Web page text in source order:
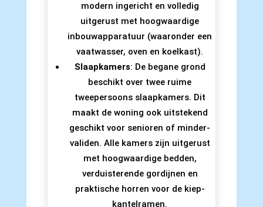
modern ingericht en volledig
uitgerust met hoogwaardige
inbouwapparatuur (waaronder een
vaatwasser, oven en koelkast).
Slaapkamers: De begane grond
beschikt over twee ruime
tweepersoons slaapkamers. Dit
maakt de woning ook uitstekend
geschikt voor senioren of minder-
validen. Alle kamers zijn uitgerust
met hoogwaardige bedden,
verduisterende gordijnen en
praktische horren voor de kiep-
kantelramen.